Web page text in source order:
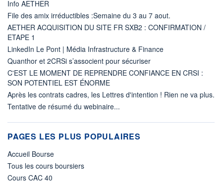
Info AETHER
File des amix irréductibles :Semaine du 3 au 7 aout.
AETHER ACQUISITION DU SITE FR SXB2 : CONFIRMATION /
ETAPE 1
LinkedIn Le Pont | Média Infrastructure & Finance
Quanthor et 2CRSi s’associent pour sécuriser
C'EST LE MOMENT DE REPRENDRE CONFIANCE EN CRSI :
SON POTENTIEL EST ÉNORME
Après les contrats cadres, les Lettres d'intention ! Rien ne va plus.
Tentative de résumé du webinaire...
PAGES LES PLUS POPULAIRES
Accueil Bourse
Tous les cours boursiers
Cours CAC 40